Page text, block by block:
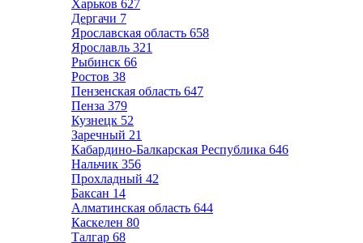
Харьков 627
Дергачи 7
Ярославская область 658
Ярославль 321
Рыбинск 66
Ростов 38
Пензенская область 647
Пенза 379
Кузнецк 52
Заречный 21
Кабардино-Балкарская Республика 646
Нальчик 356
Прохладный 42
Баксан 14
Алматинская область 644
Каскелен 80
Талгар 68